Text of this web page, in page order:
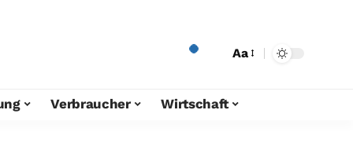
Aa
Verbraucher Wirtschaft